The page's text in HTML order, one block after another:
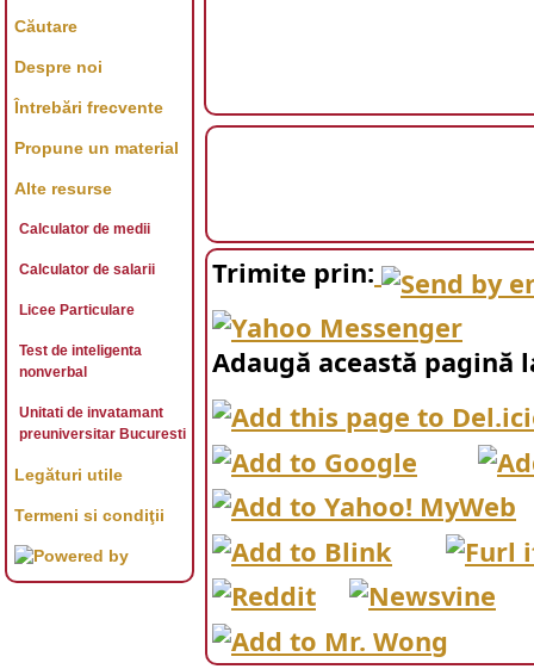
Trimite prin:
Adaugă această pagină
Căutare
Despre noi
Întrebări frecvente
Propune un material
Alte resurse
Calculator de medii
Calculator de salarii
Licee Particulare
Test de inteligenta
nonverbal
Unitati de invatamant
preuniversitar Bucuresti
Legături utile
Termeni si condiţii